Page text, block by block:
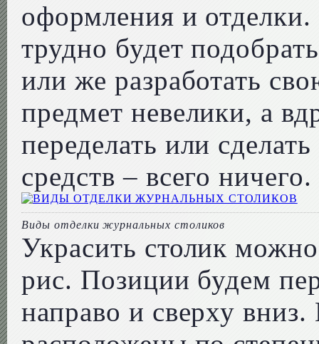
оформления и
трудно будет
или же разработать
предмет невелики, а
переделать или
средств – всего ничего.
Виды отделки журнальных столиков
Украсить столик
рис. Позиции будем
направо и сверху